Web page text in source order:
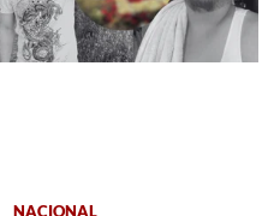
NACIONAL